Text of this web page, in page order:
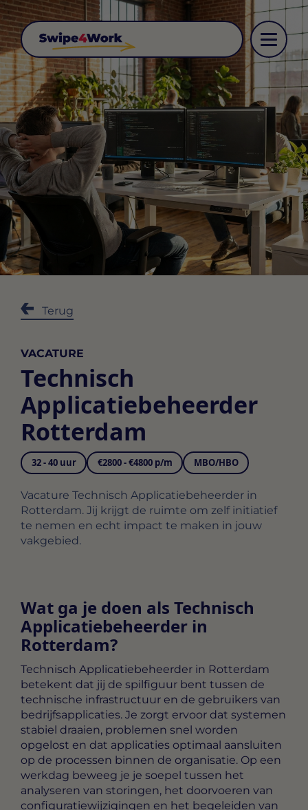
Terug
VACATURE
Technisch
Applicatiebeheerder
Rotterdam
32 - 40 uur €2800 - €4800 p/m MBO/HBO
Vacature Technisch Applicatiebeheerder in
Rotterdam. Jij krijgt de ruimte om zelf initiatief
te nemen en echt impact te maken in jouw
vakgebied.
Wat ga je doen als Technisch
Applicatiebeheerder in
Rotterdam?
Technisch Applicatiebeheerder in Rotterdam
betekent dat jij de spilfiguur bent tussen de
technische infrastructuur en de gebruikers van
bedrijfsapplicaties. Je zorgt ervoor dat systemen
stabiel draaien, problemen snel worden
opgelost en dat applicaties optimaal aansluiten
op de processen binnen de organisatie. Op een
werkdag beweeg je je soepel tussen het
analyseren van storingen, het doorvoeren van
configuratiewijzigingen en het begeleiden van